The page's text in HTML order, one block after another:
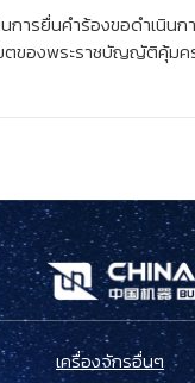
ารยื่นคำร้องขอดำเนินก
ขตของพระราชบัญญัติคุ้ม
เครื่องจักรอื่นๆ